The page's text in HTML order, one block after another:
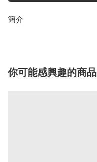
簡介
你可能感興趣的商品